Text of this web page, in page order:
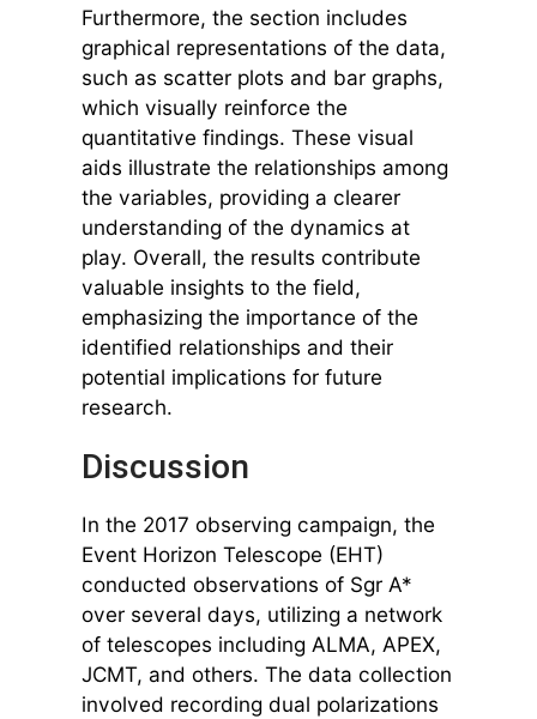
Furthermore, the section includes
graphical representations of the data,
such as scatter plots and bar graphs,
which visually reinforce the
quantitative findings. These visual
aids illustrate the relationships among
the variables, providing a clearer
understanding of the dynamics at
play. Overall, the results contribute
valuable insights to the field,
emphasizing the importance of the
identified relationships and their
potential implications for future
research.
Discussion
In the 2017 observing campaign, the
Event Horizon Telescope (EHT)
conducted observations of Sgr A*
over several days, utilizing a network
of telescopes including ALMA, APEX,
JCMT, and others. The data collection
involved recording dual polarizations